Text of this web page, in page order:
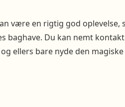
være en rigtig god oplevelse,
baghave. Du kan nemt
ellers bare nyde den